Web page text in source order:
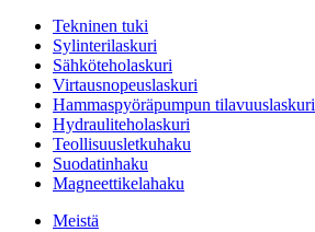
Tekninen tuki
Sylinterilaskuri
Sähköteholaskuri
Virtausnopeuslaskuri
Hammaspyöräpumpun tilavuuslaskuri
Hydrauliteholaskuri
Teollisuusletkuhaku
Suodatinhaku
Magneettikelahaku
Meistä